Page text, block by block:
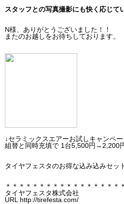
スタッフとの写真撮影にも快く応じて
N様、ありがとうございました！！
またのお越しをお待ちしております。
↓セラミックスエアーお試しキャンペー
組替と同時充填で 1台5,500円→2,200
タイヤフェスタのお得な込み込みセッ
＊＊＊＊＊＊＊＊＊＊＊＊＊＊＊＊＊
タイヤフェスタ株式会社
URL http://tirefesta.com/